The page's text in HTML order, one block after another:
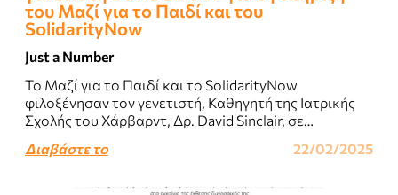
του Μαζί για το Παιδί και του
SolidarityNow
Just a Number
Το Μαζί για το Παιδί και το SolidarityNow
φιλοξένησαν τον γενετιστή, Καθηγητή της Ιατρικής
Σχολής του Χάρβαρντ, Δρ. David Sinclair, σε
Περιστύλιο του..
Διαβάστε το 22/02/2025